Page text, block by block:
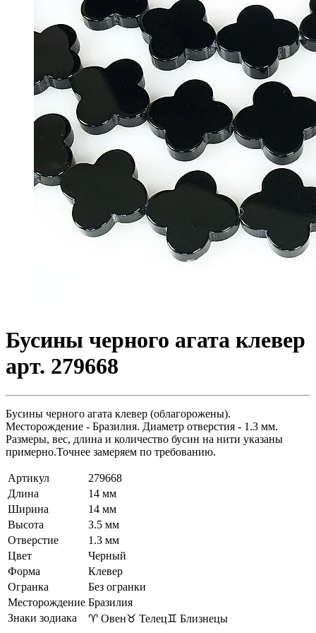
Бусины черного агата клевер
арт. 279668
Бусины черного агата клевер (облагорожены).
Месторождение - Бразилия. Диаметр отверстия - 1.3 мм.
Размеры, вес, длина и количество бусин на нити указаны
примерно.Точнее замеряем по требованию.
Артикул
279668
Длина
14 мм
Ширина
14 мм
Высота
3.5 мм
Отверстие
1.3 мм
Цвет
Черный
Форма
Клевер
Огранка
Без огранки
Месторождение Бразилия
Знаки зодиака
♈ Овен♉ Телец♊ Близнецы